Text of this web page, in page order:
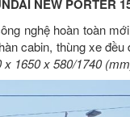
NEW PORTER
nghệ hoàn toàn
cabin, thùng xe
x 1650 x 580/1740